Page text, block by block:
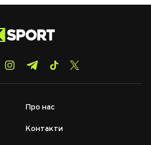
Про нас
Контакти